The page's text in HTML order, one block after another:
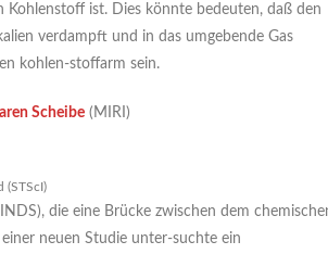
Kohlenstoff ist. Dies könnte bedeuten, daß den
verdampft und in das umgebende Gas
kohlen-stoffarm sein.
Scheibe (MIRI)
(STScI)
die eine Brücke zwischen dem
neuen Studie unter-suchte ein